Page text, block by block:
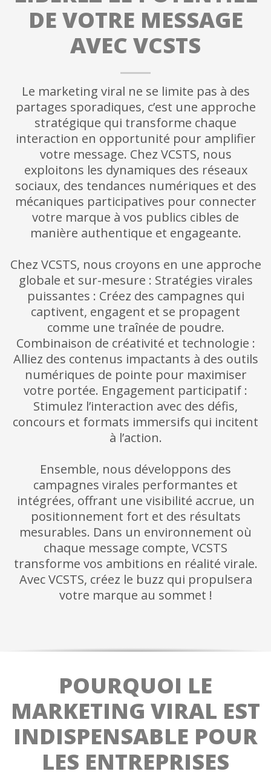
DE VOTRE MESSAGE
AVEC VCSTS
Le marketing viral ne se limite pas à des
partages sporadiques, c’est une approche
stratégique qui transforme chaque
interaction en opportunité pour amplifier
votre message. Chez VCSTS, nous
exploitons les dynamiques des réseaux
sociaux, des tendances numériques et des
mécaniques participatives pour connecter
votre marque à vos publics cibles de
manière authentique et engageante.
Chez VCSTS, nous croyons en une approche
globale et sur-mesure : Stratégies virales
puissantes : Créez des campagnes qui
captivent, engagent et se propagent
comme une traînée de poudre.
Combinaison de créativité et technologie :
Alliez des contenus impactants à des outils
numériques de pointe pour maximiser
votre portée. Engagement participatif :
Stimulez l’interaction avec des défis,
concours et formats immersifs qui incitent
à l’action.
Ensemble, nous développons des
campagnes virales performantes et
intégrées, offrant une visibilité accrue, un
positionnement fort et des résultats
mesurables. Dans un environnement où
chaque message compte, VCSTS
transforme vos ambitions en réalité virale.
Avec VCSTS, créez le buzz qui propulsera
votre marque au sommet !
POURQUOI LE
MARKETING VIRAL EST
INDISPENSABLE POUR
LES ENTREPRISES